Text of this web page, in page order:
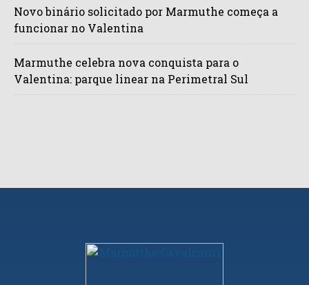
Novo binário solicitado por Marmuthe começa a
funcionar no Valentina
Marmuthe celebra nova conquista para o
Valentina: parque linear na Perimetral Sul